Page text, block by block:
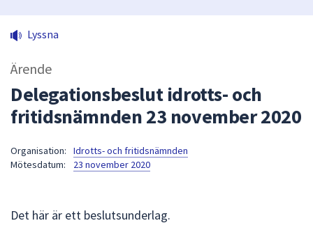
sökfältet
kommer
sökförslag
Lyssna
Ärende
Delegationsbeslut idrotts- och
fritidsnämnden 23 november 2020
Organisation:
Idrotts- och fritidsnämnden
Mötesdatum:
23 november 2020
Det här är ett beslutsunderlag.